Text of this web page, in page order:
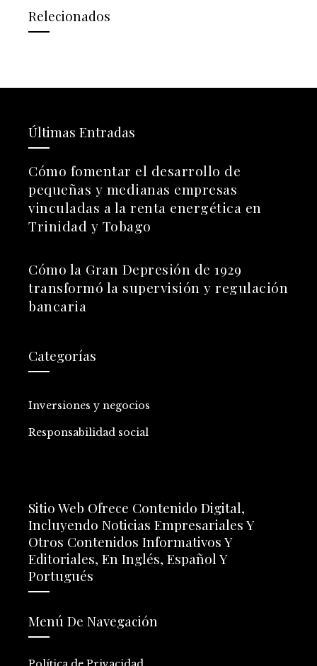
Relecionados
Últimas Entradas
Cómo fomentar el desarrollo de
pequeñas y medianas empresas
vinculadas a la renta energética en
Trinidad y Tobago
Cómo la Gran Depresión de 1929
transformó la supervisión y regulación
bancaria
Categorías
Inversiones y negocios
Responsabilidad social
Sitio Web Ofrece Contenido Digital,
Incluyendo Noticias Empresariales Y
Otros Contenidos Informativos Y
Editoriales, En Inglés, Español Y
Portugués
Menú De Navegación